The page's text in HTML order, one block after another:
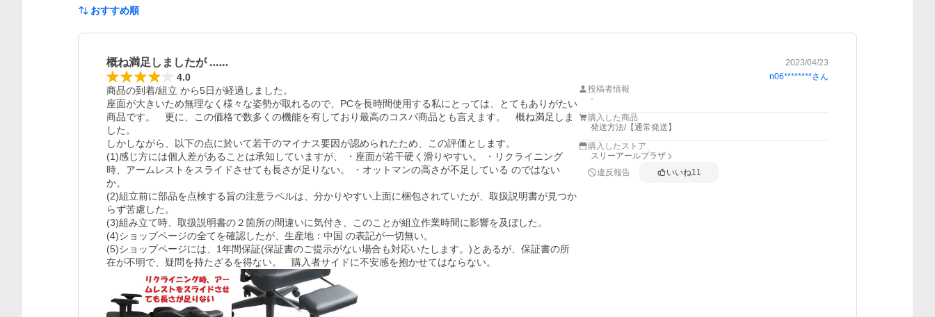
おすすめ順
概ね満足しましたが ‥‥‥ 2023/04/23
4.0 n06********さん
商品の到着/組立 から5日が経過しました。
座面が大きいため無理なく様々な姿勢が取れるので、PCを長時間使用する私にとっては、とてもありがたい
商品です。　更に、この価格で数多くの機能を有しており最高のコスパ商品とも言えます。　概ね満足しま
した。
しかしながら、以下の点に於いて若干のマイナス要因が認められたため、この評価とします。
(1)感じ方には個人差があることは承知していますが、 ・座面が若干硬く滑りやすい。 ・リクライニング
時、アームレストをスライドさせても長さが足りない。 ・オットマンの高さが不足している のではない
か。
(2)組立前に部品を点検する旨の注意ラベルは、分かりやすい上面に梱包されていたが、取扱説明書が見つか
らず苦慮した。
(3)組み立て時、取扱説明書の２箇所の間違いに気付き、このことが組立作業時間に影響を及ぼした。
(4)ショップページの全てを確認したが、生産地：中国 の表記が一切無い。
(5)ショップページには、1年間保証(保証書のご提示がない場合も対応いたします。)とあるが、保証書の所
在が不明で、疑問を持たざるを得ない。　購入者サイドに不安感を抱かせてはならない。
投稿者情報
-
購入した商品
発送方法/【通常発送】
購入したストア
スリーアールプラザ
違反報告
いいね11